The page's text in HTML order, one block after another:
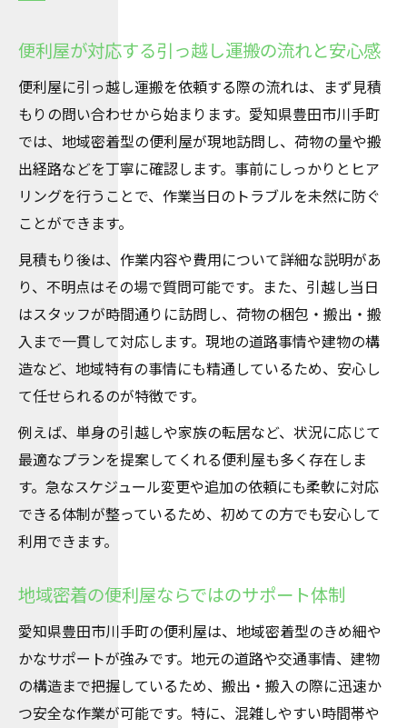
は
ービス
丁寧な対応で安心できる便利屋の魅力を解
説
便利屋のきめ細かなサービス事例を紹介
サービス品質を重視する方に便利屋がおす
豊田市で人気の便利屋引っ越し運搬の特長
信頼できる便利屋へ引っ越しを依頼するコツ
口コミと実績で便利屋の信頼度を見極める
方法
見積もり時に確認したい便利屋の対応力
スタッフの対応が良い便利屋選びのポイン
ト
依頼前に便利屋のサービス内容をしっかり
確認
引っ越し運搬で安心できる便利屋選定の基
便利屋を選ぶなら梱包や不用品対応も要チェッ
ク
便利屋の梱包サービスで荷物も安心して任
せる
不用品回収に強い便利屋の選び方と注意点
便利屋が対応する引っ越し運搬の流れと安心感
便利屋に引っ越し運搬を依頼する際の流れは、まず見積
もりの問い合わせから始まります。愛知県豊田市川手町
では、地域密着型の便利屋が現地訪問し、荷物の量や搬
出経路などを丁寧に確認します。事前にしっかりとヒア
リングを行うことで、作業当日のトラブルを未然に防ぐ
ことができます。
見積もり後は、作業内容や費用について詳細な説明があ
り、不明点はその場で質問可能です。また、引越し当日
はスタッフが時間通りに訪問し、荷物の梱包・搬出・搬
入まで一貫して対応します。現地の道路事情や建物の構
造など、地域特有の事情にも精通しているため、安心し
て任せられるのが特徴です。
例えば、単身の引越しや家族の転居など、状況に応じて
最適なプランを提案してくれる便利屋も多く存在しま
す。急なスケジュール変更や追加の依頼にも柔軟に対応
できる体制が整っているため、初めての方でも安心して
利用できます。
地域密着の便利屋ならではのサポート体制
愛知県豊田市川手町の便利屋は、地域密着型のきめ細や
かなサポートが強みです。地元の道路や交通事情、建物
の構造まで把握しているため、搬出・搬入の際に迅速か
つ安全な作業が可能です。特に、混雑しやすい時間帯や